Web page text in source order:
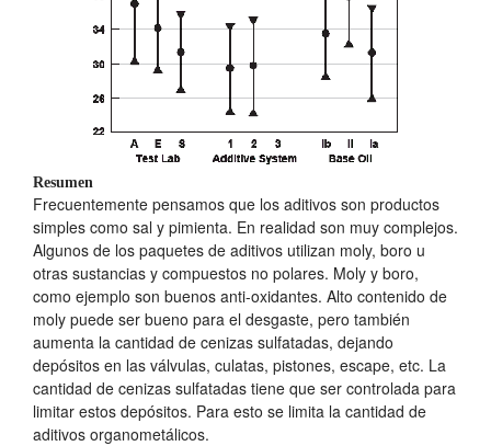
Resumen
Frecuentemente pensamos que los aditivos son productos
simples como sal y pimienta. En realidad son muy complejos.
Algunos de los paquetes de aditivos utilizan moly, boro u
otras sustancias y compuestos no polares. Moly y boro,
como ejemplo son buenos anti-oxidantes. Alto contenido de
moly puede ser bueno para el desgaste, pero también
aumenta la cantidad de cenizas sulfatadas, dejando
depósitos en las válvulas, culatas, pistones, escape, etc. La
cantidad de cenizas sulfatadas tiene que ser controlada para
limitar estos depósitos. Para esto se limita la cantidad de
aditivos organometálicos.